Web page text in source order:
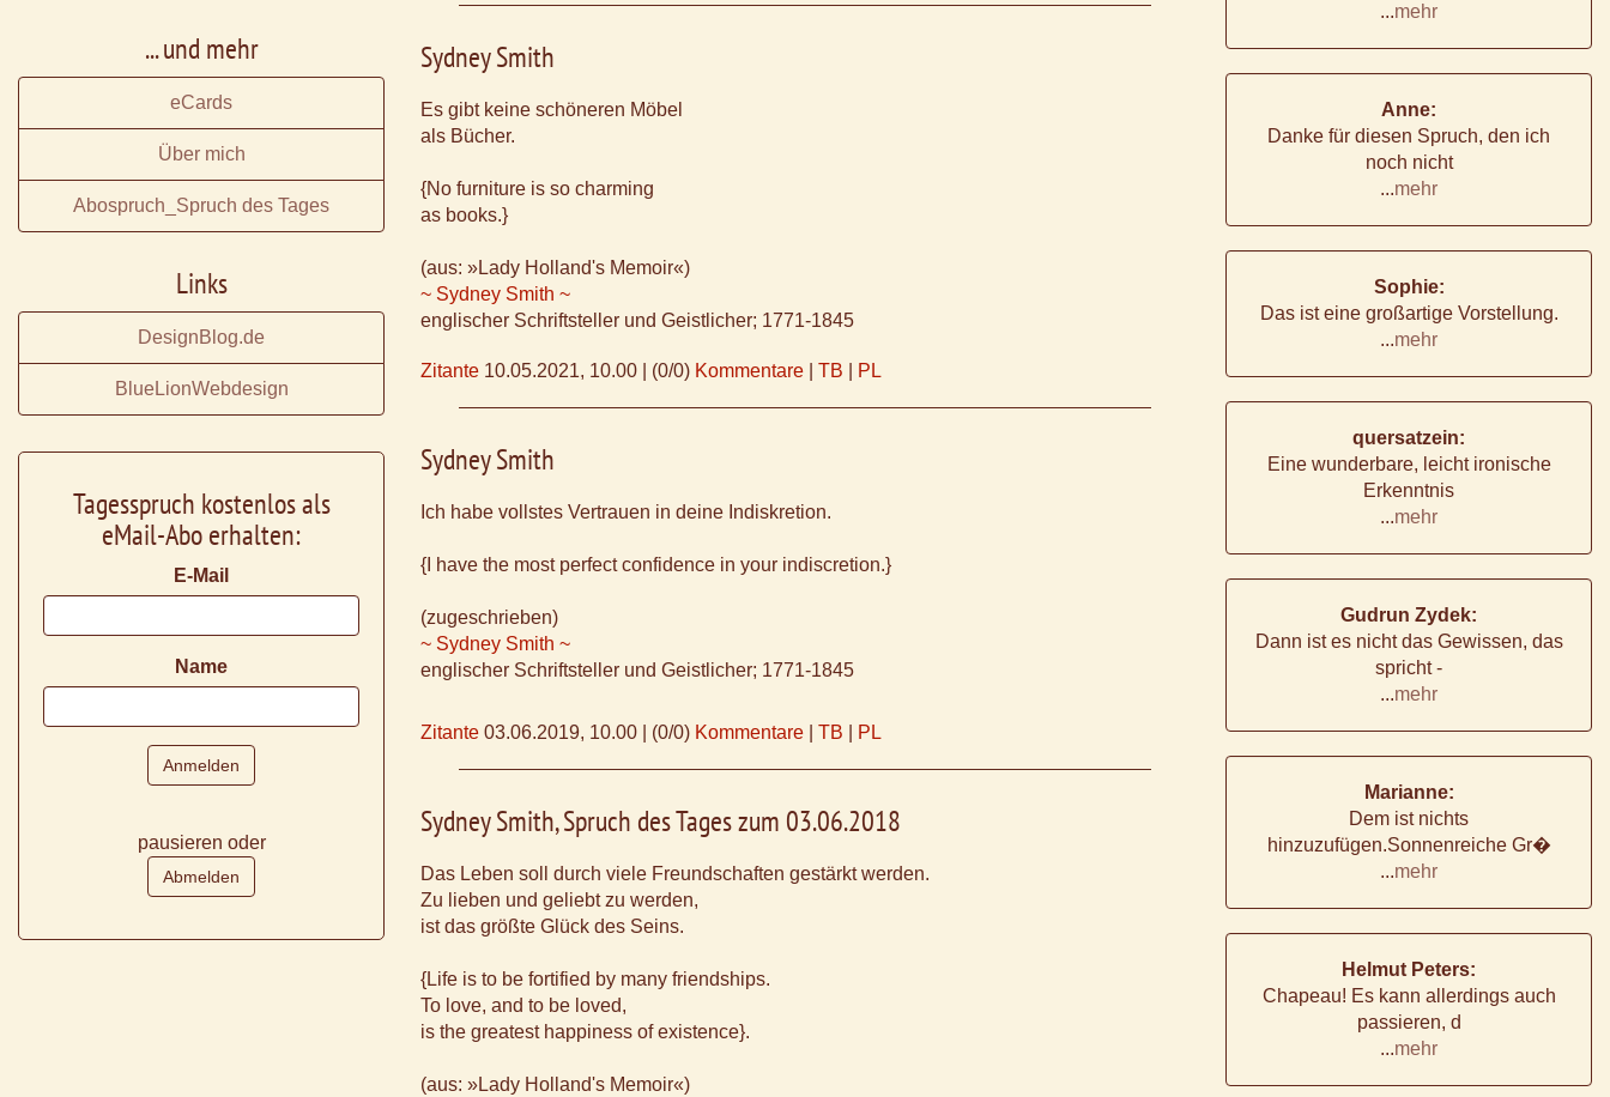
Sydney Smith
Es gibt keine schöneren Möbel
als Bücher.
{No furniture is so charming
as books.}
(aus: »Lady Holland's Memoir«)
~ Sydney Smith ~
englischer Schriftsteller und Geistlicher; 1771-1845
Zitante 10.05.2021, 10.00 (0/0) Kommentare TB PL
Sydney Smith
Ich habe vollstes Vertrauen in deine Indiskretion.
{I have the most perfect confidence in your indiscretion.}
(zugeschrieben)
~ Sydney Smith ~
englischer Schriftsteller und Geistlicher; 1771-1845
Zitante 03.06.2019, 10.00 (0/0) Kommentare TB PL
Sydney Smith, Spruch des Tages zum 03.06.2018
Das Leben soll durch viele Freundschaften gestärkt werden.
Zu lieben und geliebt zu werden,
ist das größte Glück des Seins.
{Life is to be fortified by many friendships.
To love, and to be loved,
is the greatest happiness of existence}.
(aus: »Lady Holland's Memoir«)
... und mehr
eCards
Über mich
Abospruch_Spruch des Tages
Links
DesignBlog.de
BlueLionWebdesign
Tagesspruch kostenlos als
eMail-Abo erhalten:
E-Mail
Name
pausieren oder
...mehr
Anne:
Danke für diesen Spruch, den ich
noch nicht
...mehr
Sophie:
Das ist eine großartige Vorstellung.
...mehr
quersatzein:
Eine wunderbare, leicht ironische
Erkenntnis
...mehr
Gudrun Zydek:
Dann ist es nicht das Gewissen, das
spricht -
...mehr
Marianne:
Dem ist nichts
hinzuzufügen.Sonnenreiche Gr�
...mehr
Helmut Peters:
Chapeau! Es kann allerdings auch
passieren, d
...mehr